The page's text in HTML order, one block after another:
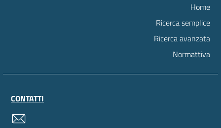
Home
Ricerca semplice
Ricerca avanzata
Normattiva
CONTATTI